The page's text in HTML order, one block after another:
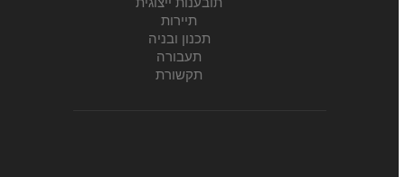
תיירות
תכנון ובניה
תעבורה
תקשורת